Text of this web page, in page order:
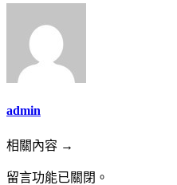
admin
相關內容 →
留言功能已關閉。